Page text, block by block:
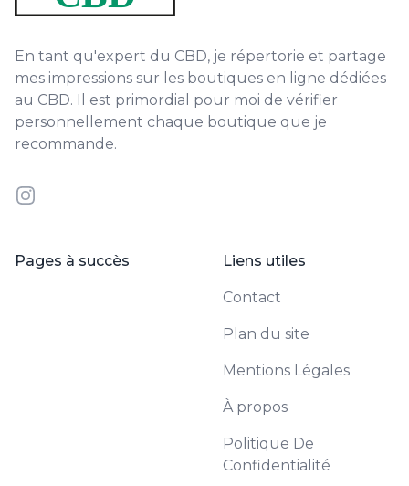
En tant qu'expert du CBD, je répertorie et partage
mes impressions sur les boutiques en ligne dédiées
au CBD. Il est primordial pour moi de vérifier
personnellement chaque boutique que je
recommande.
Instagram
Pages à succès Liens utiles
Contact
Plan du site
Mentions Légales
À propos
Politique De
Confidentialité